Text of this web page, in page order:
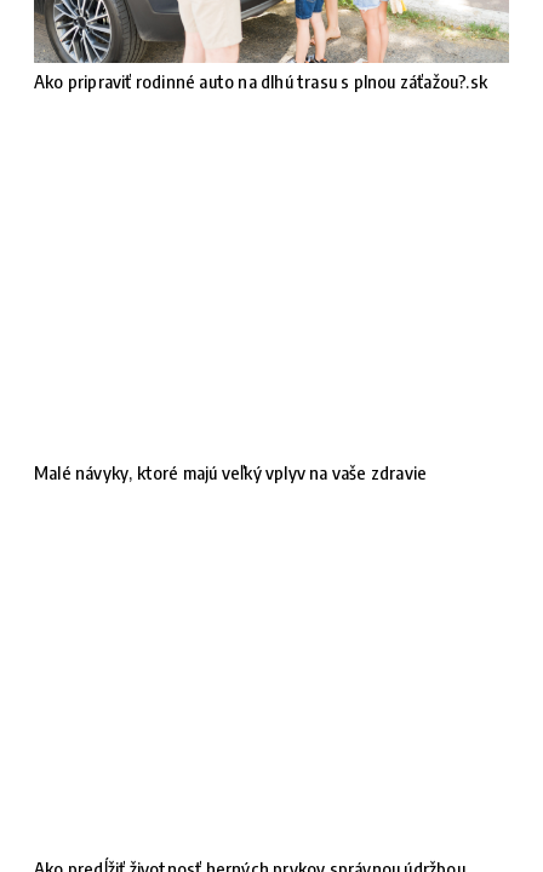
Ako pripraviť rodinné auto na dlhú trasu s plnou záťažou?.sk
Malé návyky, ktoré majú veľký vplyv na vaše zdravie